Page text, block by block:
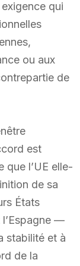
qui
ou aux
de
est
que l’UE elle-
de sa
États
l’Espagne —
stabilité et à
de la